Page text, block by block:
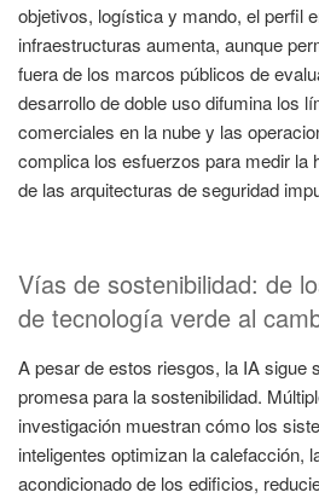
objetivos, logística y mando, el perfil
infraestructuras aumenta, aunque
fuera de los marcos públicos de
desarrollo de doble uso difumina los
comerciales en la nube y las
complica los esfuerzos para medir la
de las arquitecturas de seguridad
Vías de sostenibilidad: de
de tecnología verde al
A pesar de estos riesgos, la IA sigue
promesa para la sostenibilidad.
investigación muestran cómo los
inteligentes optimizan la calefacción,
acondicionado de los edificios,